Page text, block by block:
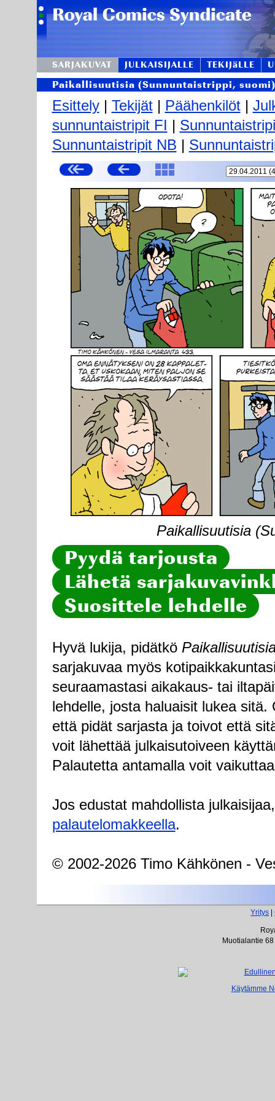
SARJAKUVAT JULKAISIJALLE TEKIJäLLE
Paikallisuutisia (Sunnuntaistrippi, suomi)
Esittely| Tekijät| Päähenkilöt|
sunnuntaistripit FI |
Sunnuntaistripit NB |
Paikallisuutisia
Pyydä tarjousta
Lähetä
Suosittele lehdelle
Hyvä lukija, pidätkö
sarjakuvaa myös
seuraamastasi aikakaus- tai
lehdelle, josta haluaisit lukea
että pidät sarjasta ja toivot että
voit lähettää julkaisutoiveen
Palautetta antamalla voit
Jos edustat mahdollista
palautelomakkeella.
© 2002-2026 Timo Kähkönen -
Yritys
Muotialantie
Käytämme